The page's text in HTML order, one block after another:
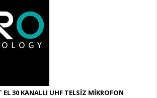
EL 30 KANALLI UHF TELSİZ MİKROFON